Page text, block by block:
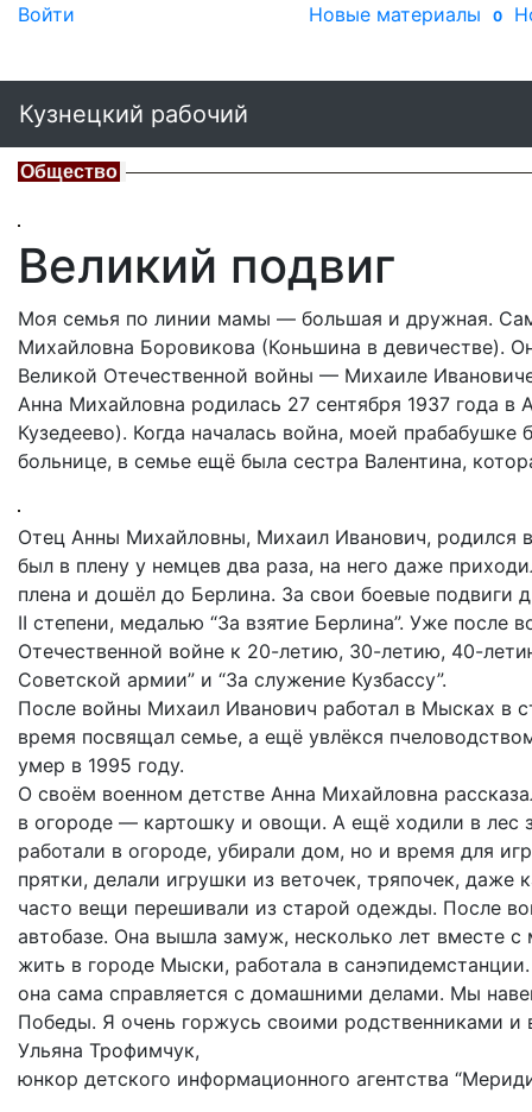
Войти Новые материалы 0
Кузнецкий рабочий
Общество
Великий подвиг
Моя семья по линии мамы — большая и дружная.
Михайловна Боровикова (Коньшина в девичестве).
Великой Отечественной войны — Михаиле
Анна Михайловна родилась 27 сентября 1937 года в
Кузедеево). Когда началась война, моей
больнице, в семье ещё была сестра Валентина,
Отец Анны Михайловны, Михаил Иванович, родился
был в плену у немцев два раза, на него даже
плена и дошёл до Берлина. За свои боевые
II степени, медалью “За взятие Берлина”. Уже
Отечественной войне к 20-летию, 30-летию, 40-
Советской армии” и “За служение Кузбассу”.
После войны Михаил Иванович работал в Мысках в
время посвящал семье, а ещё увлёкся
умер в 1995 году.
О своём военном детстве Анна Михайловна
в огороде — картошку и овощи. А ещё ходили в лес
работали в огороде, убирали дом, но и время для
прятки, делали игрушки из веточек, тряпочек,
часто вещи перешивали из старой одежды. После
автобазе. Она вышла замуж, несколько лет вместе
жить в городе Мыски, работала в
она сама справляется с домашними делами. Мы
Победы. Я очень горжусь своими родственниками и
Ульяна Трофимчук,
юнкор детского информационного агентства